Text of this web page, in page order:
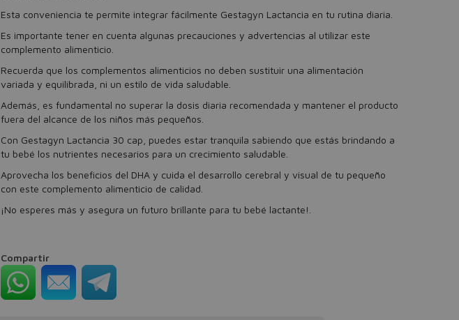
Esta conveniencia te permite integrar fácilmente Gestagyn Lactancia en tu rutina diaria.
Es importante tener en cuenta algunas precauciones y advertencias al utilizar este
complemento alimenticio.
Recuerda que los complementos alimenticios no deben sustituir una alimentación
variada y equilibrada, ni un estilo de vida saludable.
Además, es fundamental no superar la dosis diaria recomendada y mantener el producto
fuera del alcance de los niños más pequeños.
Con Gestagyn Lactancia 30 cap, puedes estar tranquila sabiendo que estás brindando a
tu bebé los nutrientes necesarios para un crecimiento saludable.
Aprovecha los beneficios del DHA y cuida el desarrollo cerebral y visual de tu pequeño
con este complemento alimenticio de calidad.
¡No esperes más y asegura un futuro brillante para tu bebé lactante!.
Compartir